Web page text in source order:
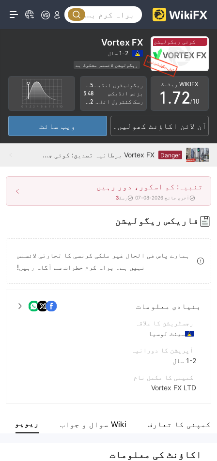
کوئی ریگولیشن نہیں کوئی ریگولیشن نہیں
Vortex FX
1-2 سال
ریگولیشن لائسنس مشکوک ہے
کاروباری علاقے میں شبہات
اعلیٰ سطح کے خطرات
WIKIFX ریٹنگ
0
1
2
3
4
5
6
8
9
.
3
4
5
6
7
8
9
0
1
2
3
4
5
6
7
8
9
/10
بزنس انڈیکس
5.48
آن لائن اکاؤنٹ کھولیں۔ ویب سائٹ
Danger Vortex FX برطانیہ تصدیق: کوئی جسمانی موجودگی نہیں ملی
تنبیہ: کم اسکور، دور رہیں
آخری جانچ 2026-08-07 رسک3
فاریکس ریگولیشن
ہمارے پاس فی الحال غیر ملکی کرنسی کا تجارتی لائسنس
نہیں ہے۔ براہ کرم خطرات سے آگاہ رہیں!
بنیادی معلومات
رجسٹریشن کا علاقہ
سینٹ لوسیا
آپریشن کا دورانیہ
1-2 سال
کمپنی کا مکمل نام
Vortex FX LTD
انٹرپرائز ملازم
کمپنی کا تعارف Wiki سوال و جواب ریویو
اکاؤنٹ کی معلومات